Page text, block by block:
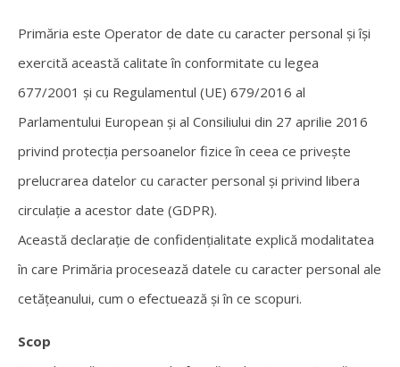
Primăria este Operator de date cu caracter personal și își
exercită această calitate în conformitate cu legea
677/2001 și cu Regulamentul (UE) 679/2016 al
Parlamentului European și al Consiliului din 27 aprilie 2016
privind protecția persoanelor fizice în ceea ce privește
prelucrarea datelor cu caracter personal și privind libera
circulație a acestor date (GDPR).
Această declarație de confidențialitate explică modalitatea
în care Primăria procesează datele cu caracter personal ale
cetățeanului, cum o efectuează și în ce scopuri.
Scop